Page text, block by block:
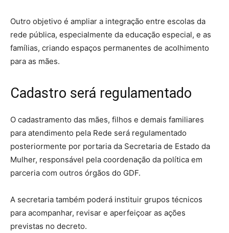
Outro objetivo é ampliar a integração entre escolas da
rede pública, especialmente da educação especial, e as
famílias, criando espaços permanentes de acolhimento
para as mães.
Cadastro será regulamentado
O cadastramento das mães, filhos e demais familiares
para atendimento pela Rede será regulamentado
posteriormente por portaria da Secretaria de Estado da
Mulher, responsável pela coordenação da política em
parceria com outros órgãos do GDF.
A secretaria também poderá instituir grupos técnicos
para acompanhar, revisar e aperfeiçoar as ações
previstas no decreto.